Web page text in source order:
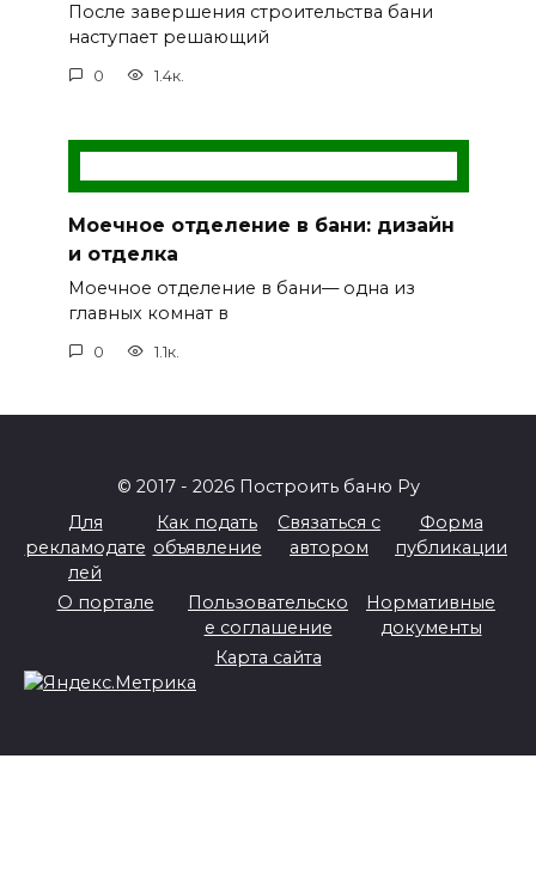
После завершения строительства бани
наступает решающий
0 1.4к.
Моечное отделение в бани: дизайн
и отделка
Моечное отделение в бани— одна из
главных комнат в
0 1.1к.
© 2017 - 2026 Построить баню Ру
Для
рекламодате
лей
Как подать
объявление
Связаться с
автором
Форма
публикации
О портале
Пользовательско
е соглашение
Нормативные
документы
Карта сайта